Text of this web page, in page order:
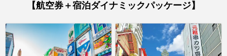
【航空券＋宿泊ダイナミックパッケージ】